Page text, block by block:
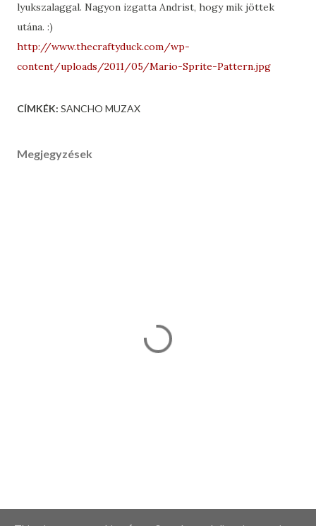
lyukszalaggal. Nagyon izgatta Andrist, hogy mik jöttek
utána. :)
http://www.thecraftyduck.com/wp-
content/uploads/2011/05/Mario-Sprite-Pattern.jpg
CÍMKÉK: SANCHO MUZAX
Megjegyzések